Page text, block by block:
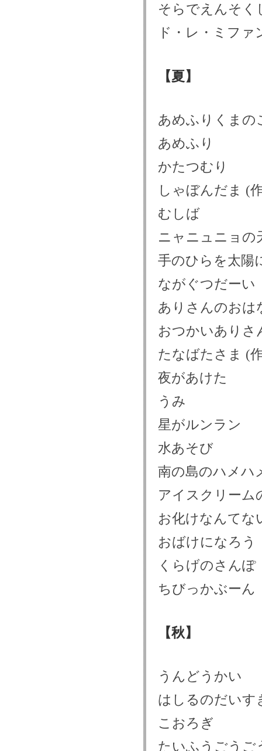
そらでえんそく
ド・レ・ミファ
【夏】
あめふりくまの
あめふり
かたつむり
しゃぼんだま (
むしば
ニャニュニョの
手のひらを太陽
ながぐつだーい
ありさんのおは
おつかいありさ
たなばたさま (
夜があけた
うみ
星がルンラン
水あそび
南の島のハメハ
アイスクリーム
お化けなんてな
おばけになろう
くらげのさんぽ
ちびっかぶーん
【秋】
うんどうかい
はしるのだいす
こおろぎ
たいふうごうご